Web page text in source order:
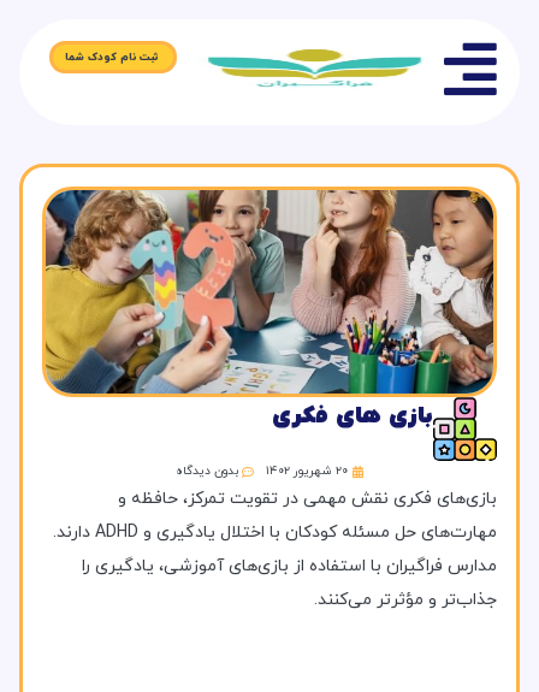
ثبت نام کودک شما
بازی های فکری
۲۰ شهریور ۱۴۰۲ بدون دیدگاه
بازی‌های فکری نقش مهمی در تقویت تمرکز، حافظه و
مهارت‌های حل مسئله کودکان با اختلال یادگیری و ADHD دارند.
مدارس فراگیران با استفاده از بازی‌های آموزشی، یادگیری را
جذاب‌تر و مؤثرتر می‌کنند.